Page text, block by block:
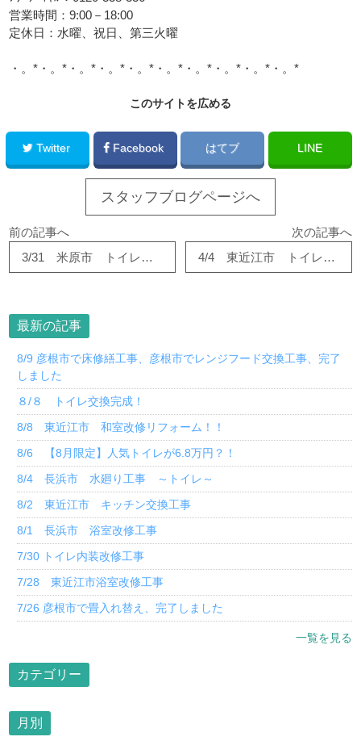
営業時間：9:00－18:00
定休日：水曜、祝日、第三火曜
・。*・。*・。*・。*・。*・。*・。*・。*・。*・。*
このサイトを広める
Twitter Facebook はてブ LINE
スタッフブログページへ
前の記事へ
3/31 米原市 トイレ工事が完成しました。
次の記事へ
4/4 東近江市 トイレ交換リフォーム！！
最新の記事
8/9 彦根市で床修繕工事、彦根市でレンジフード交換工事、完了
しました
８/８ トイレ交換完成！
8/8 東近江市 和室改修リフォーム！！
8/6 【8月限定】人気トイレが6.8万円？！
8/4 長浜市 水廻り工事 ～トイレ～
8/2 東近江市 キッチン交換工事
8/1 長浜市 浴室改修工事
7/30 トイレ内装改修工事
7/28 東近江市浴室改修工事
7/26 彦根市で畳入れ替え、完了しました
一覧を見る
カテゴリー
月別